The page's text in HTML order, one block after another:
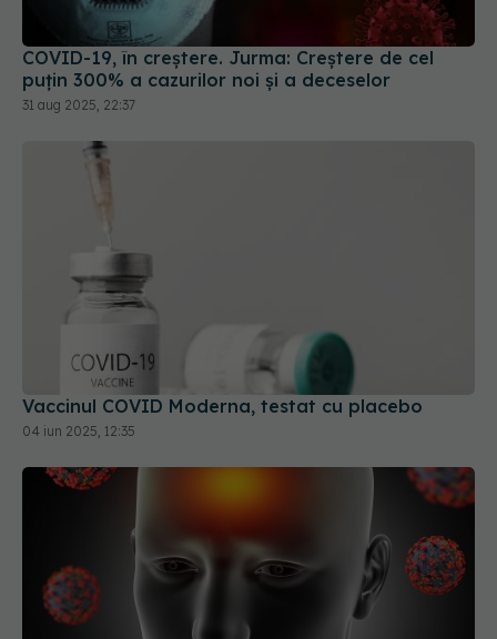
COVID-19, în creștere. Jurma: Creștere de cel
puțin 300% a cazurilor noi și a deceselor
31 aug 2025, 22:37
Vaccinul COVID Moderna, testat cu placebo
04 iun 2025, 12:35